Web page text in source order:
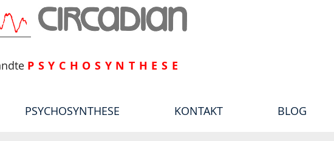
PSYCHOSYNTHESE
PSYCHOSYNTHESE KONTAKT BLOG